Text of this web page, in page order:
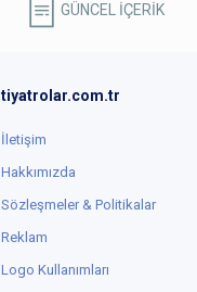
GÜNCEL İÇERİK
tiyatrolar.com.tr
İletişim
Hakkımızda
Sözleşmeler & Politikalar
Reklam
Logo Kullanımları